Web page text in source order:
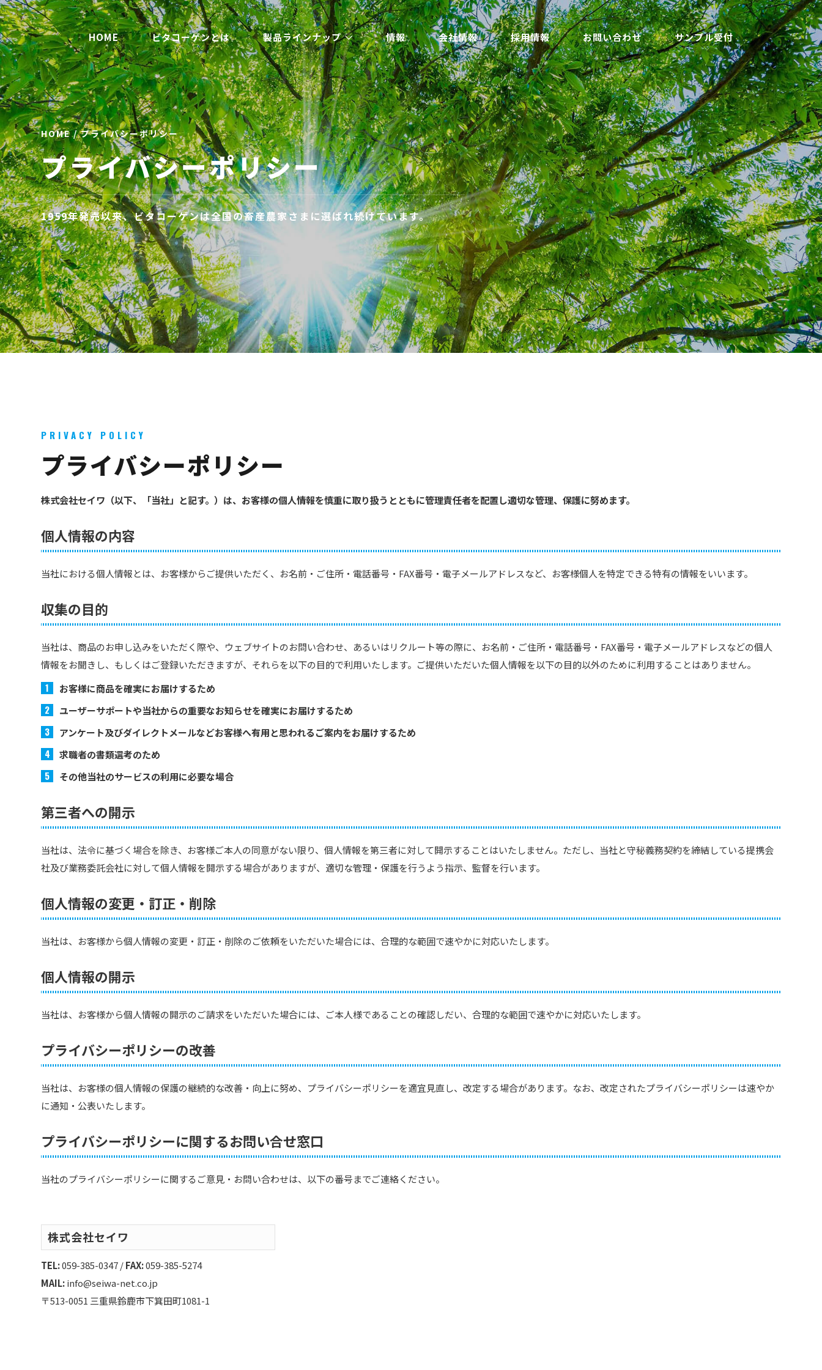
HOME ビタコーゲンとは 製品ラインナップ 情報 会社情報 採用情報 お問い合わせ サンプル受付
HOME/ プライバシーポリシー
プライバシーポリシー
1959年発売以来、ビタコーゲンは全国の畜産農家さまに選ばれ続けています。
PRIVACY POLICY
プライバシーポリシー
株式会社セイワ（以下、「当社」と記す。）は、お客様の個人情報を慎重に取り扱うとともに管理責任者を配置し適切な管理、保護に努めます。
個人情報の内容
当社における個人情報とは、お客様からご提供いただく、お名前・ご住所・電話番号・FAX番号・電子メールアドレスなど、お客様個人を特定できる特有の情報をいいます。
収集の目的
当社は、商品のお申し込みをいただく際や、ウェブサイトのお問い合わせ、あるいはリクルート等の際に、お名前・ご住所・電話番号・FAX番号・電子メールアドレスなどの個人
情報をお聞きし、もしくはご登録いただきますが、それらを以下の目的で利用いたします。ご提供いただいた個人情報を以下の目的以外のために利用することはありません。
お客様に商品を確実にお届けするため
ユーザーサポートや当社からの重要なお知らせを確実にお届けするため
アンケート及びダイレクトメールなどお客様へ有用と思われるご案内をお届けするため
求職者の書類選考のため
その他当社のサービスの利用に必要な場合
第三者への開示
当社は、法令に基づく場合を除き、お客様ご本人の同意がない限り、個人情報を第三者に対して開示することはいたしません。ただし、当社と守秘義務契約を締結している提携会
社及び業務委託会社に対して個人情報を開示する場合がありますが、適切な管理・保護を行うよう指示、監督を行います。
個人情報の変更・訂正・削除
当社は、お客様から個人情報の変更・訂正・削除のご依頼をいただいた場合には、合理的な範囲で速やかに対応いたします。
個人情報の開示
当社は、お客様から個人情報の開示のご請求をいただいた場合には、ご本人様であることの確認しだい、合理的な範囲で速やかに対応いたします。
プライバシーポリシーの改善
当社は、お客様の個人情報の保護の継続的な改善・向上に努め、プライバシーポリシーを適宜見直し、改定する場合があります。なお、改定されたプライバシーポリシーは速やか
に通知・公表いたします。
プライバシーポリシーに関するお問い合せ窓口
当社のプライバシーポリシーに関するご意見・お問い合わせは、以下の番号までご連絡ください。
株式会社セイワ
TEL:059-385-0347/FAX:059-385-5274
MAIL:info@seiwa-net.co.jp
〒513-0051 三重県鈴鹿市下箕田町1081-1